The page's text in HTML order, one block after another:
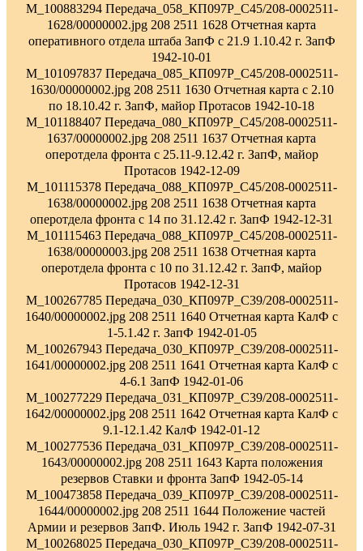
M_100883294 Передача_058_КП097Р_С45/208-0002511-
1628/00000002.jpg 208 2511 1628 Отчетная карта
оперативного отдела штаба ЗапФ с 21.9 1.10.42 г. ЗапФ
1942-10-01
M_101097837 Передача_085_КП097Р_С45/208-0002511-
1630/00000002.jpg 208 2511 1630 Отчетная карта с 2.10
по 18.10.42 г. ЗапФ, майор Протасов 1942-10-18
M_101188407 Передача_080_КП097Р_С45/208-0002511-
1637/00000002.jpg 208 2511 1637 Отчетная карта
оперотдела фронта с 25.11-9.12.42 г. ЗапФ, майор
Протасов 1942-12-09
M_101115378 Передача_088_КП097Р_С45/208-0002511-
1638/00000002.jpg 208 2511 1638 Отчетная карта
оперотдела фронта с 14 по 31.12.42 г. ЗапФ 1942-12-31
M_101115463 Передача_088_КП097Р_С45/208-0002511-
1638/00000003.jpg 208 2511 1638 Отчетная карта
оперотдела фронта с 10 по 31.12.42 г. ЗапФ, майор
Протасов 1942-12-31
M_100267785 Передача_030_КП097Р_С39/208-0002511-
1640/00000002.jpg 208 2511 1640 Отчетная карта КалФ с
1-5.1.42 г. ЗапФ 1942-01-05
M_100267943 Передача_030_КП097Р_С39/208-0002511-
1641/00000002.jpg 208 2511 1641 Отчетная карта КалФ с
4-6.1 ЗапФ 1942-01-06
M_100277229 Передача_031_КП097Р_С39/208-0002511-
1642/00000002.jpg 208 2511 1642 Отчетная карта КалФ с
9.1-12.1.42 КалФ 1942-01-12
M_100277536 Передача_031_КП097Р_С39/208-0002511-
1643/00000002.jpg 208 2511 1643 Карта положения
резервов Ставки и фронта ЗапФ 1942-05-14
M_100473858 Передача_039_КП097Р_С39/208-0002511-
1644/00000002.jpg 208 2511 1644 Положение частей
Армии и резервов ЗапФ. Июль 1942 г. ЗапФ 1942-07-31
M_100268025 Передача_030_КП097Р_С39/208-0002511-